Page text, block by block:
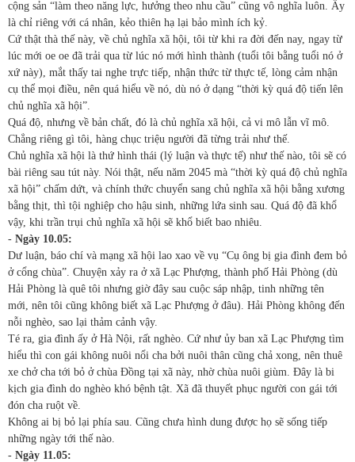
cộng sản “làm theo năng lực, hưởng theo nhu cầu” cũng vô nghĩa luôn. Ấy
là chỉ riêng với cá nhân, kẻo thiên hạ lại bảo mình ích kỷ.
Cứ thật thà thế này, về chủ nghĩa xã hội, tôi từ khi ra đời đến nay, ngay từ
lúc mới oe oe đã trải qua từ lúc nó mới hình thành (tuổi tôi bằng tuổi nó ở
xứ này), mắt thấy tai nghe trực tiếp, nhận thức từ thực tế, lòng cảm nhận
cụ thể mọi điều, nên quá hiểu về nó, dù nó ở dạng “thời kỳ quá độ tiến lên
chủ nghĩa xã hội”.
Quá độ, nhưng về bản chất, đó là chủ nghĩa xã hội, cả vi mô lẫn vĩ mô.
Chẳng riêng gì tôi, hàng chục triệu người đã từng trải như thế.
Chủ nghĩa xã hội là thứ hình thái (lý luận và thực tế) như thế nào, tôi sẽ có
bài riêng sau tút này. Nói thật, nếu năm 2045 mà “thời kỳ quá độ chủ nghĩa
xã hội” chấm dứt, và chính thức chuyển sang chủ nghĩa xã hội bằng xương
bằng thịt, thì tội nghiệp cho hậu sinh, những lứa sinh sau. Quá độ đã khổ
vậy, khi trần trụi chủ nghĩa xã hội sẽ khổ biết bao nhiêu.
- Ngày 10.05:
Dư luận, báo chí và mạng xã hội lao xao về vụ “Cụ ông bị gia đình đem bỏ
ở cổng chùa”. Chuyện xảy ra ở xã Lạc Phượng, thành phố Hải Phòng (dù
Hải Phòng là quê tôi nhưng giờ đây sau cuộc sáp nhập, tinh những tên
mới, nên tôi cũng không biết xã Lạc Phượng ở đâu). Hải Phòng không đến
nỗi nghèo, sao lại thảm cảnh vậy.
Té ra, gia đình ấy ở Hà Nội, rất nghèo. Cứ như ủy ban xã Lạc Phượng tìm
hiểu thì con gái không nuôi nổi cha bởi nuôi thân cũng chả xong, nên thuê
xe chở cha tới bỏ ở chùa Đồng tại xã này, nhờ chùa nuôi giùm. Đây là bi
kịch gia đình do nghèo khó bệnh tật. Xã đã thuyết phục người con gái tới
đón cha ruột về.
Không ai bị bỏ lại phía sau. Cũng chưa hình dung được họ sẽ sống tiếp
những ngày tới thế nào.
- Ngày 11.05: